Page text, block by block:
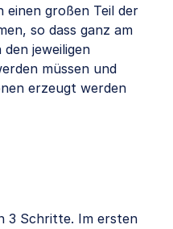
einen großen Teil der
so dass ganz am
jeweiligen
müssen und
erzeugt werden
3 Schritte. Im ersten